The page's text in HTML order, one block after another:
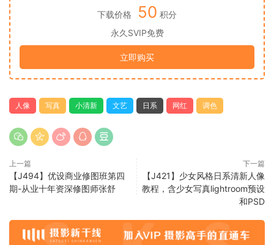
下载价格 50 积分
永久SVIP免费
立即购买
人像 写真 小清新 文艺 日系 网红 调色
上一篇
【J494】优设商业修图班第四
期-从业十年资深修图师张舒
下一篇
【J421】少女风格日系清新人像
教程，含少女写真lightroom预设
和PSD